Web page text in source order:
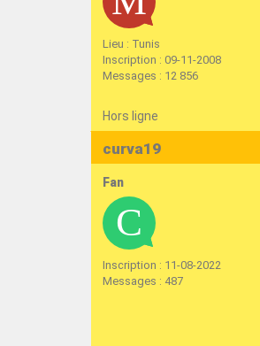
Lieu : Tunis
Inscription : 09-11-2008
Messages : 12 856
Hors ligne
curva19
Fan
Inscription : 11-08-2022
Messages : 487